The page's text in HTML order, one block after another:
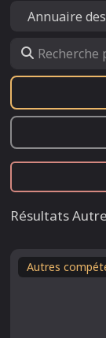
Select search
Recherche par
Résultats
Autres